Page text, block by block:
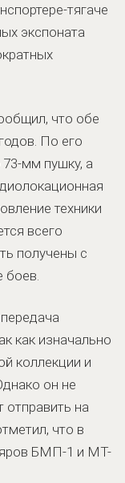
тягаче
экспоната
что обе
По его
мм пушку, а
техники
всего
получены с
боев.
как изначально
коллекции и
он не
на
что в
БМП-1 и МТ-